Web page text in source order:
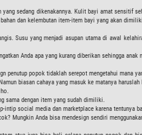
sedang dikenakannya. Kulit bayi amat
dan kelembutan item-item bayi yang akan
Susu yang menjadi asupan utama di awal
Anda apa yang kurang diberikan sehingga anak
penutup popok tidaklah serepot mengetahui
biasan cahaya yang masuk ke matanya haruslah
sama dengan item yang sudah dimiliki.
social media dan marketplace karena tentunya
Mungkin Anda bisa mendesign sendiri